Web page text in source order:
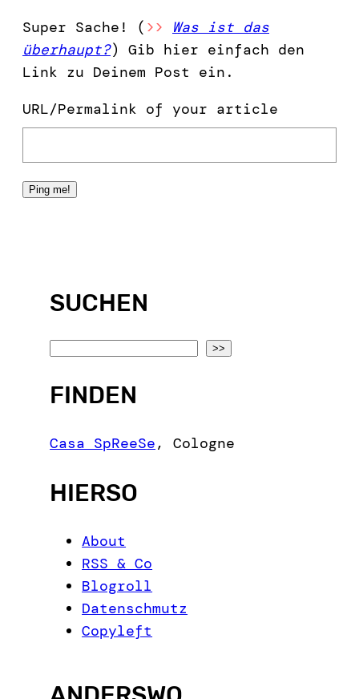
Super Sache! ( >>
Was ist das
überhaupt?) Gib hier einfach den
Link zu Deinem Post ein.
URL/Permalink of your article
SUCHEN
a
c
>>
FINDEN
Casa SpReeSe,Cologne
HIERSO
About
RSS & Co
Blogroll
Datenschmutz
Copyleft